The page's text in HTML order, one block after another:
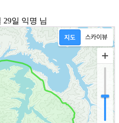
29일 익명 님